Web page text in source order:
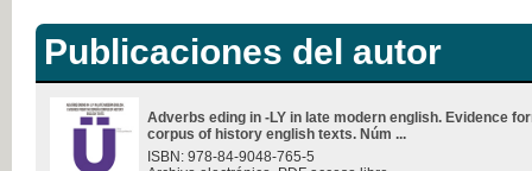
Publicaciones del autor
Adverbs eding in -LY in late modern english. Evidence
corpus of history english texts. Núm ...
ISBN: 978-84-9048-765-5